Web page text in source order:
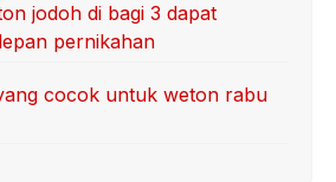
jodoh di bagi 3 dapat
pernikahan
cocok untuk weton rabu